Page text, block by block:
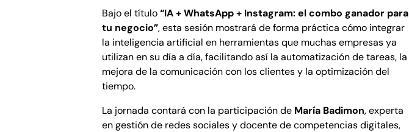
Bajo el título“IA + WhatsApp + Instagram: el combo ganador para
tu negocio”, esta sesión mostrará de forma práctica cómo integrar
la inteligencia artificial en herramientas que muchas empresas ya
utilizan en su día a día, facilitando así la automatización de tareas, la
mejora de la comunicación con los clientes y la optimización del
tiempo.
La jornada contará con la participación de María Badimon, experta
en gestión de redes sociales y docente de competencias digitales,